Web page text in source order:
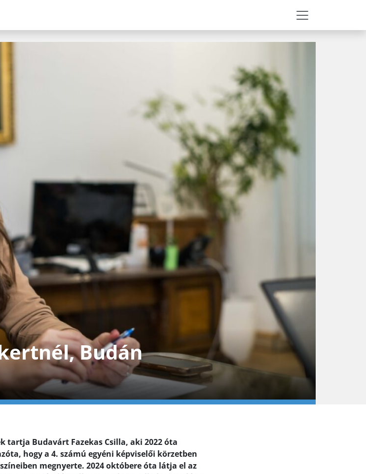
Budán
tartja Budavárt Fazekas Csilla, aki 2022 óta
hogy a 4. számú egyéni képviselői körzetben
megnyerte. 2024 októbere óta látja el az